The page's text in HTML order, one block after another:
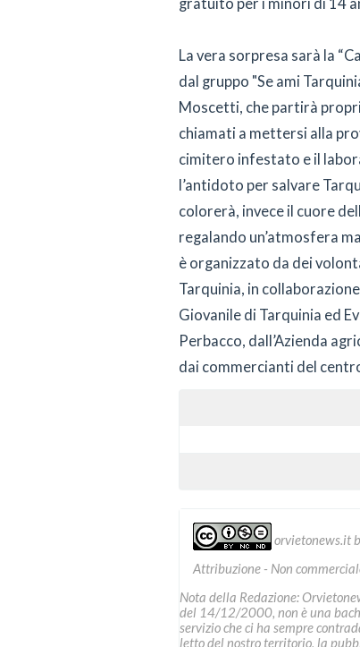
La vera sorpresa sarà la
dal gruppo "Se ami
Moscetti, che partirà
chiamati a mettersi alla
cimitero infestato e il
l’antidoto per salvare
colorerà, invece il cuore
regalando un’atmosfera
è organizzato da dei
Tarquinia, in
Giovanile di Tarquinia ed
Perbacco, dall’Azienda
dai commercianti del
orvietonews.it
Attribuzione - Non
Nota della Redazione:
del 14/12/2000, non è una
servizio che ci ha sempre
letto del nostro territorio, la